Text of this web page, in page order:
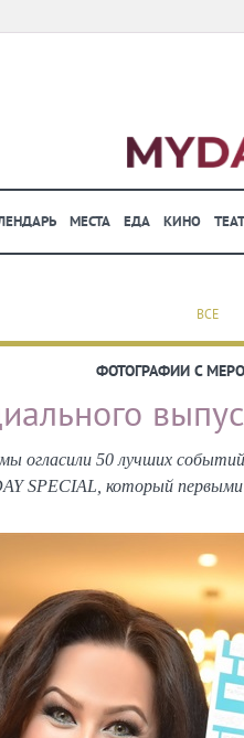
МЕСТА ЕДА КИНО
ВСЕ
ФОТОГРАФИИ С
50 лучших событий
SPECIAL, который